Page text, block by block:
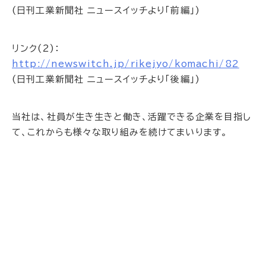
(日刊工業新聞社 ニュースイッチより「前編」)
リンク(2)：
http://newswitch.jp/rikejyo/komachi/82
(日刊工業新聞社 ニュースイッチより「後編」)
当社は、社員が生き生きと働き、活躍できる企業を目指し
て、これからも様々な取り組みを続けてまいります。